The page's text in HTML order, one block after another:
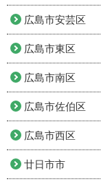
広島市安芸区
広島市東区
広島市南区
広島市佐伯区
広島市西区
廿日市市